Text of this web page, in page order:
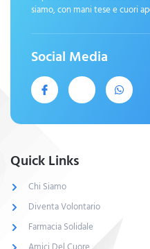
siamo, con mani tese e cuori
Social Media
Quick Links
Chi Siamo
Diventa Volontario
Farmacia Solidale